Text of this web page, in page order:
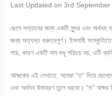
Last Updated on 3rd
ছেলে সন্তানের জন্য একটি সুন্দর এবং অর্থবহ
জন্য অত্যন্ত গুরুত্বপূর্ণ। ইসলামী সংস্কৃতিতে
পায়, কারণ একটি নাম শুধু পরিচয় নয়, এটি
আজকের এই লেখাতে, আমরা “ত” দিয়ে
এবং অর্থবহ উদাহরণ তুলে ধরবো। “ত”